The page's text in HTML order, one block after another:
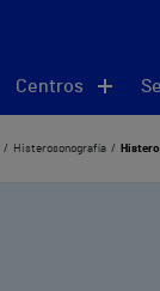
Centros
Histerosonografía